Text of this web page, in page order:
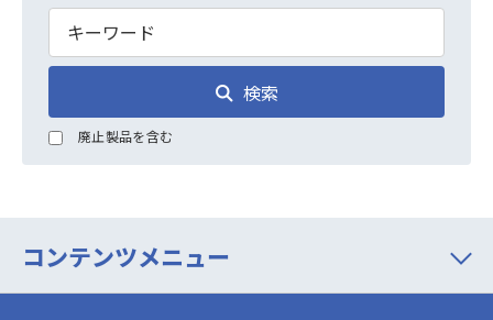
検索
廃止製品を含む
コンテンツメニュー